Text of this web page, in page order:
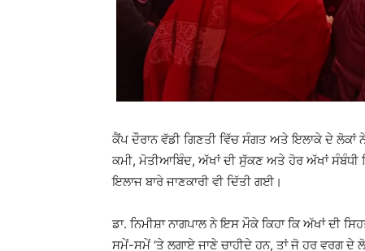
ਕੈਂਪ ਦੌਰਾਨ ਵੱਡੀ ਗਿਣਤੀ ਵਿੱਚ ਸੰਗਤ ਅਤੇ ਇਲਾਕੇ ਦੇ
ਕਮੀ, ਮੋਤੀਆਬਿੰਦ, ਅੱਖਾਂ ਦੀ ਸੁੱਕਣ ਅਤੇ ਹੋਰ ਅੱਖਾਂ ਸੰਬੰਧੀ
ਇਲਾਜ ਬਾਰੇ ਜਾਣਕਾਰੀ ਵੀ ਦਿੱਤੀ ਗਈ।
ਡਾ. ਨਿਮੀਸ਼ਾ ਨਾਗਪਾਲ ਨੇ ਇਸ ਮੌਕੇ ਕਿਹਾ ਕਿ ਅੱਖਾਂ ਦੀ
ਸਮੇਂ-ਸਮੇਂ ‘ਤੇ ਲਗਾਏ ਜਾਣੇ ਚਾਹੀਦੇ ਹਨ, ਤਾਂ ਜੋ ਹਰ ਵਰਗ ਦੇ